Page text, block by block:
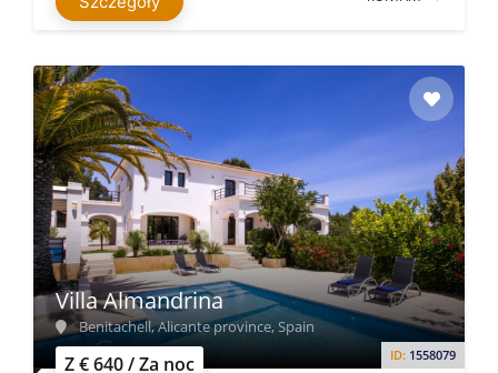
Z € 640 / Za noc ID: 1558079
Villa Almandrina
Benitachell, Alicante province, Spain